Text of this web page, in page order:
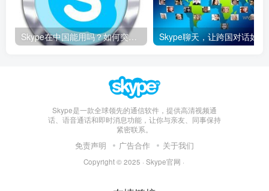
Skype在中国能用吗？如何突破限制畅享全球通话
Skype是一款全球领先的通信软件，提供高清视频通
话、语音通话和即时消息功能，让你与亲友、同事保持
紧密联系。
免责声明 广告合作 关于我们
Copyright © 2025 · Skype官网 ·